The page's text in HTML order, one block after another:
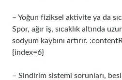
– Yoğun fiziksel aktivite ya da
Spor, ağır iş, sıcaklık altında
sodyum kaybını artırır.
{index=6}
– Sindirim sistemi sorunları,